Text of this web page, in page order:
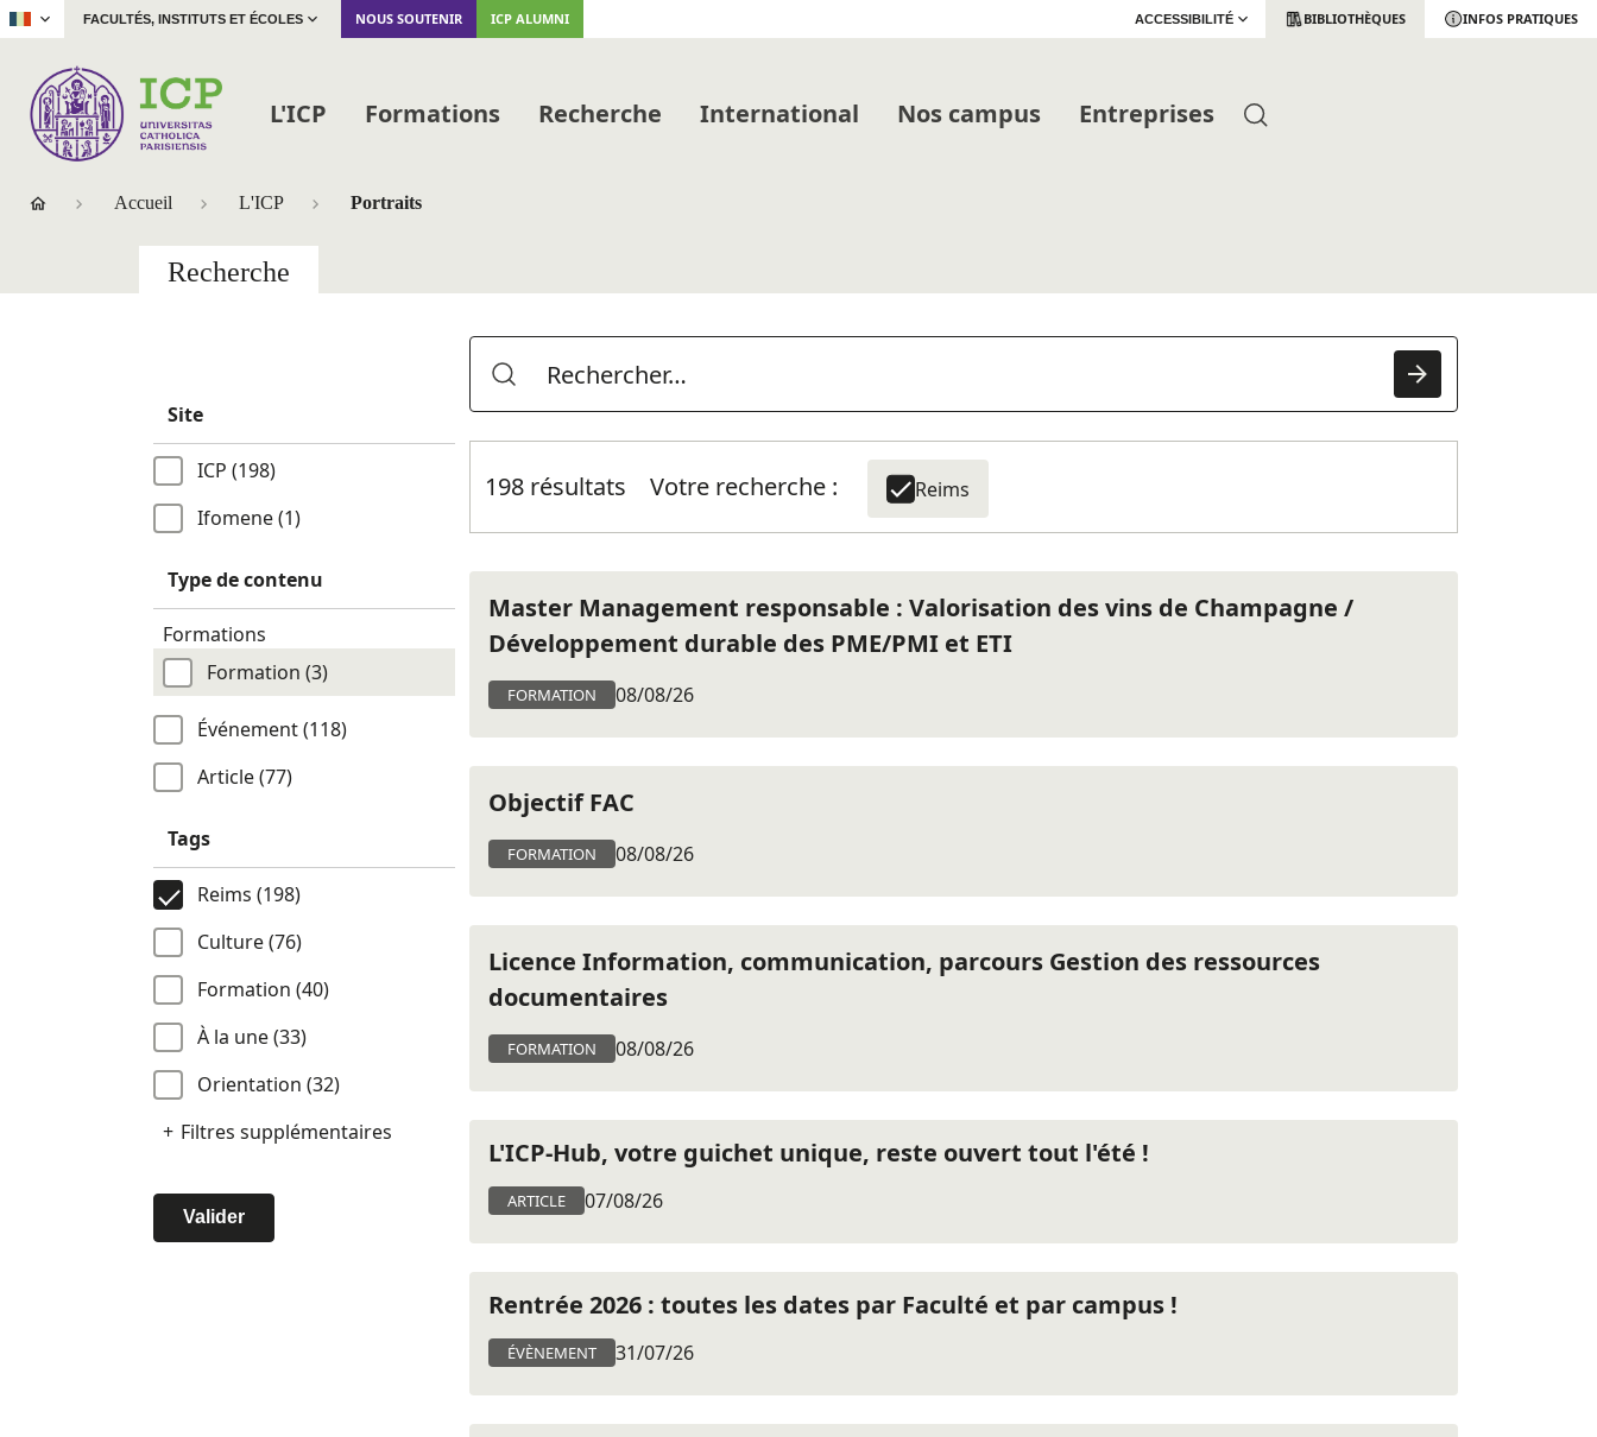
| FACULTÉS, INSTITUTS ET ÉCOLES NOUS SOUTENIR ICP ALUMNI ACCESSIBILITÉ BIBLIOTHÈQUES INFOS PRATIQUES
L'ICP Formations Recherche International Nos campus Entreprises
Accueil L'ICP Portraits
Recherche
198 résultats Votre recherche : Reims
Site
ICP (198)
Ifomene (1)
Type de contenu
Formations
Formation (3)
Événement (118)
Article (77)
Tags
Reims (198)
Culture (76)
Formation (40)
À la une (33)
Orientation (32)
Filtres supplémentaires
Valider
Master Management responsable : Valorisation des vins de Champagne /
Développement durable des PME/PMI et ETI
FORMATION 08/08/26
Objectif FAC
FORMATION 08/08/26
Licence Information, communication, parcours Gestion des ressources
documentaires
FORMATION 08/08/26
L'ICP-Hub, votre guichet unique, reste ouvert tout l'été !
ARTICLE 07/08/26
Rentrée 2026 : toutes les dates par Faculté et par campus !
ÉVÈNEMENT 31/07/26